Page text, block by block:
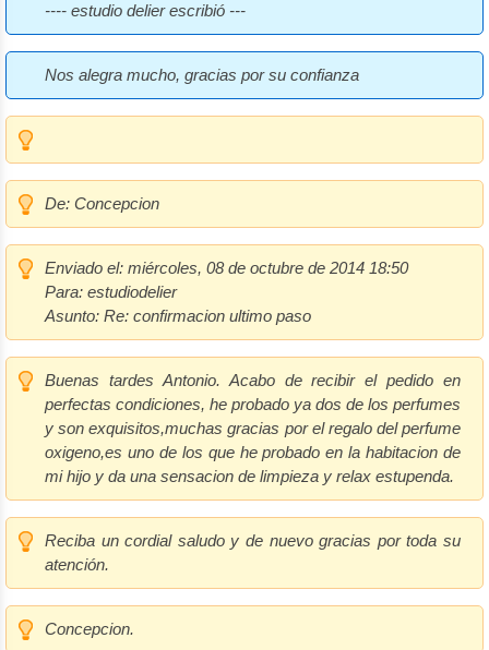
---- estudio delier escribió ---
Nos alegra mucho, gracias por su confianza
De: Concepcion
Enviado el: miércoles, 08 de octubre de 2014 18:50
Para: estudiodelier
Asunto: Re: confirmacion ultimo paso
Buenas tardes Antonio. Acabo de recibir el pedido en
perfectas condiciones, he probado ya dos de los perfumes
y son exquisitos,muchas gracias por el regalo del perfume
oxigeno,es uno de los que he probado en la habitacion de
mi hijo y da una sensacion de limpieza y relax estupenda.
Reciba un cordial saludo y de nuevo gracias por toda su
atención.
Concepcion.